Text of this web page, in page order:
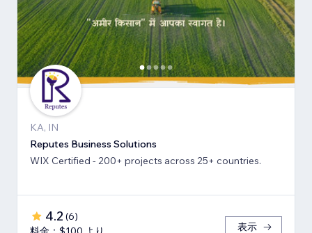
KA, IN
Reputes Business Solutions
WIX Certified - 200+ projects across 25+ countries.
4.2 (6)
表示